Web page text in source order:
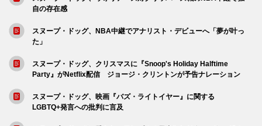
自の存在感
スヌープ・ドッグ、NBA中継でアナリスト・デビューへ「夢が叶っ
た」
スヌープ・ドッグ、クリスマスに『Snoop's Holiday Halftime
Party』がNetflix配信 ジョージ・クリントンが予告ナレーション
スヌープ・ドッグ、映画『バズ・ライトイヤー』に関する
LGBTQ+発言への批判に言及